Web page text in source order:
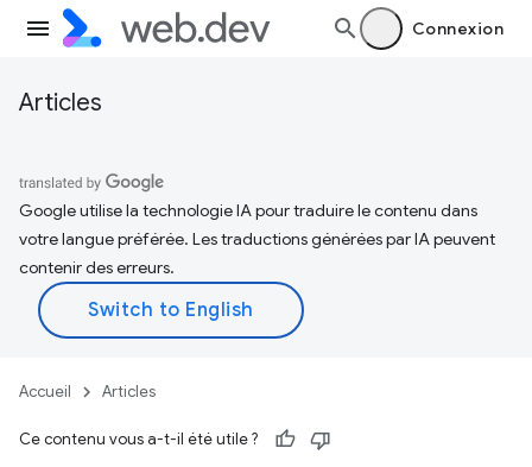
Connexion
Articles
Google utilise la technologie IA pour traduire le contenu dans
votre langue préférée. Les traductions générées par IA peuvent
contenir des erreurs.
Accueil Articles
Ce contenu vous a-t-il été utile ?